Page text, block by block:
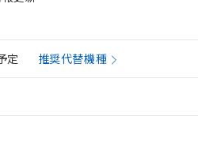
定 推奨代替機種